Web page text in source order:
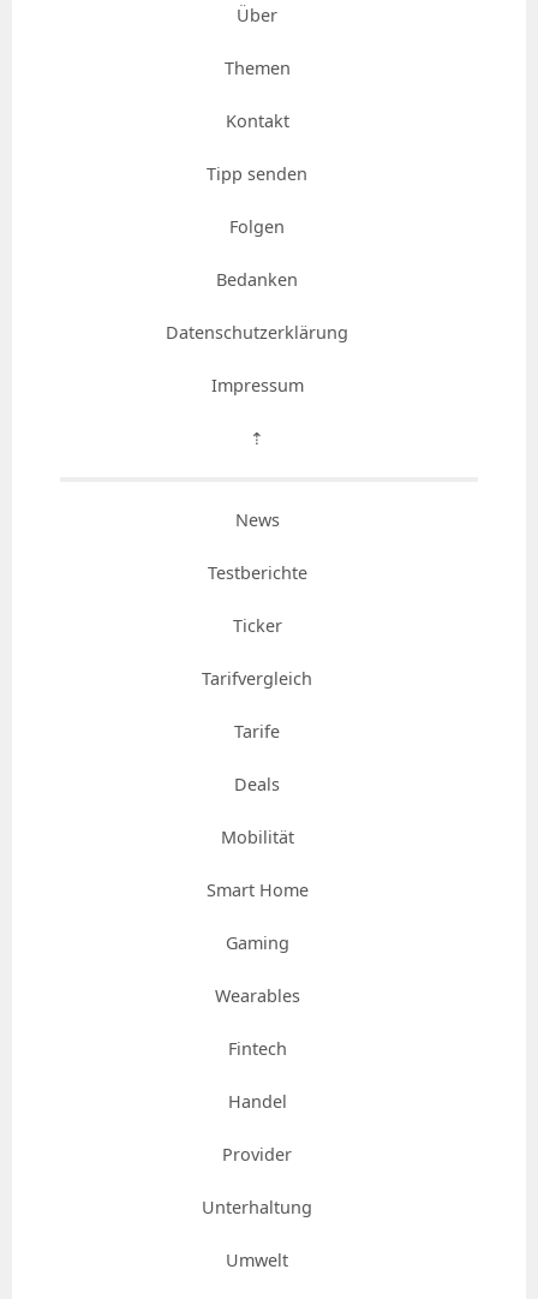
Über
Themen
Kontakt
Tipp senden
Folgen
Bedanken
Datenschutzerklärung
Impressum
⇡
News
Testberichte
Ticker
Tarifvergleich
Tarife
Deals
Mobilität
Smart Home
Gaming
Wearables
Fintech
Handel
Provider
Unterhaltung
Umwelt